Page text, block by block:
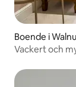
Boende i
Vackert och